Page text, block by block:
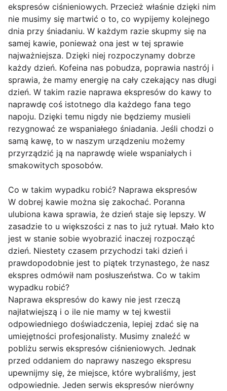
ekspresów ciśnieniowych. Przecież właśnie dzięki nim
nie musimy się martwić o to, co wypijemy kolejnego
dnia przy śniadaniu. W każdym razie skupmy się na
samej kawie, ponieważ ona jest w tej sprawie
najważniejsza. Dzięki niej rozpoczynamy dobrze
każdy dzień. Kofeina nas pobudza, poprawia nastrój i
sprawia, że mamy energię na cały czekający nas długi
dzień. W takim razie naprawa ekspresów do kawy to
naprawdę coś istotnego dla każdego fana tego
napoju. Dzięki temu nigdy nie będziemy musieli
rezygnować ze wspaniałego śniadania. Jeśli chodzi o
samą kawę, to w naszym urządzeniu możemy
przyrządzić ją na naprawdę wiele wspaniałych i
smakowitych sposobów.
Co w takim wypadku robić? Naprawa ekspresów
W dobrej kawie można się zakochać. Poranna
ulubiona kawa sprawia, że dzień staje się lepszy. W
zasadzie to u większości z nas to już rytuał. Mało kto
jest w stanie sobie wyobrazić inaczej rozpocząć
dzień. Niestety czasem przychodzi taki dzień i
prawdopodobnie jest to piątek trzynastego, że nasz
ekspres odmówił nam posłuszeństwa. Co w takim
wypadku robić?
Naprawa ekspresów do kawy nie jest rzeczą
najłatwiejszą i o ile nie mamy w tej kwestii
odpowiedniego doświadczenia, lepiej zdać się na
umiejętności profesjonalisty. Musimy znaleźć w
pobliżu serwis ekspresów ciśnieniowych. Jednak
przed oddaniem do naprawy naszego ekspresu
upewnijmy się, że miejsce, które wybraliśmy, jest
odpowiednie. Jeden serwis ekspresów nierówny